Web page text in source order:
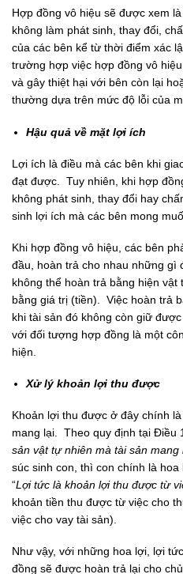
Hợp đồng vô hiệu sẽ được xem
không làm phát sinh, thay đổi,
của các bên kể từ thời điểm xác
trường hợp việc hợp đồng vô
và gây thiệt hại với bên còn lại
thường dựa trên mức độ lỗi của
Hậu quả về mặt lợi ích
Lợi ích là điều mà các bên khi
đạt được. Tuy nhiên, khi hợp
không phát sinh, thay đổi hay
sinh lợi ích mà các bên mong
Khi hợp đồng vô hiệu, các bên
đầu, hoàn trả cho nhau những
không thể hoàn trả bằng hiện vật
bằng giá trị (tiền).
Việc hoàn trả
khi tài sản đó không còn giữ
với đối tượng hợp đồng là một
hiện.
Xử lý khoản lợi thu được
Khoản lợi thu được ở đây chính
mang lại. Theo quy định tại Điều
sản vật tự nhiên mà tài sản mang
súc sinh con, thì con chính là
“Lợi tức là khoản lợi thu được từ
khoản tiền thu được từ việc cho
việc cho vay tài sản).
Như vậy, với những hoa lợi, lợi
đồng sẽ được hoàn trả lại cho